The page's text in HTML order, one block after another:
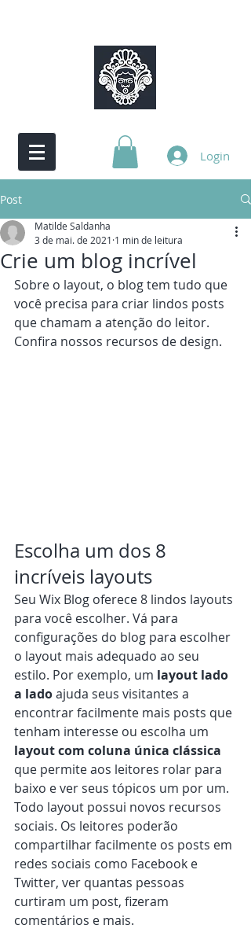
Login
Post
Crie um blog incrível
Matilde Saldanha
3 de mai. de 2021 1 min de leitura
Sobre o layout, o blog tem tudo que
você precisa para criar lindos posts
que chamam a atenção do leitor.
Confira nossos recursos de design.
Escolha um dos 8
incríveis layouts
Seu Wix Blog oferece 8 lindos layouts
para você escolher. Vá para
configurações do blog para escolher
o layout mais adequado ao seu
estilo. Por exemplo, um layout lado
a lado ajuda seus visitantes a
encontrar facilmente mais posts que
tenham interesse ou escolha um
layout com coluna única clássica
que permite aos leitores rolar para
baixo e ver seus tópicos um por um.
Todo layout possui novos recursos
sociais. Os leitores poderão
compartilhar facilmente os posts em
redes sociais como Facebook e
Twitter, ver quantas pessoas
curtiram um post, fizeram
comentários e mais.